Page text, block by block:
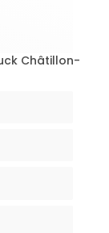
Châtillon-